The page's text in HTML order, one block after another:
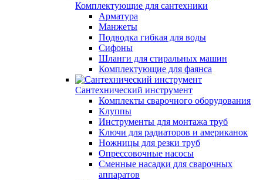
Комплектующие для сантехники
Арматура
Манжеты
Подводка гибкая для воды
Сифоны
Шланги для стиральных машин
Комплектующие для фаянса
Сантехнический инструмент
Комплекты сварочного оборудования
Клуппы
Инструменты для монтажа труб
Ключи для радиаторов и американок
Ножницы для резки труб
Опрессовочные насосы
Сменные насадки для сварочных
аппаратов